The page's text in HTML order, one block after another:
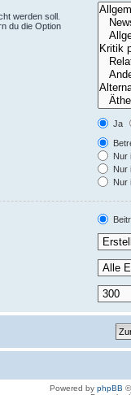
werden soll.
du die Option
Ja
Nur
Nur
Nur
Powered by phpBB